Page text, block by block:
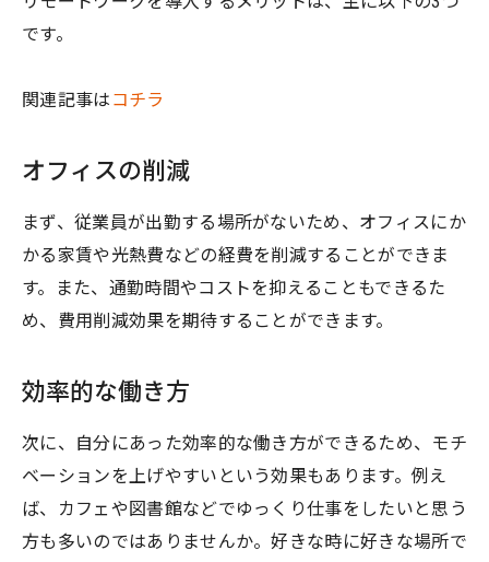
です。
関連記事は コチラ
オフィスの削減
まず、従業員が出勤する場所がないため、オフィスにか
かる家賃や光熱費などの経費を削減することができま
す。また、通勤時間やコストを抑えることもできるた
め、費用削減効果を期待することができます。
効率的な働き方
次に、自分にあった効率的な働き方ができるため、モチ
ベーションを上げやすいという効果もあります。例え
ば、カフェや図書館などでゆっくり仕事をしたいと思う
方も多いのではありませんか。好きな時に好きな場所で